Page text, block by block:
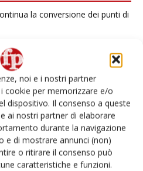
noi e i nostri partner
cookie per memorizzare e/o
dispositivo. Il consenso a queste
ai nostri partner di elaborare
durante la navigazione
e di mostrare annunci (non)
o ritirare il consenso può
caratteristiche e funzioni.
la conversione dei punti di
Supermercati tra localismo e
è Metis… e può rivoluzionare la
ortofrutta in Italia al 27 luglio